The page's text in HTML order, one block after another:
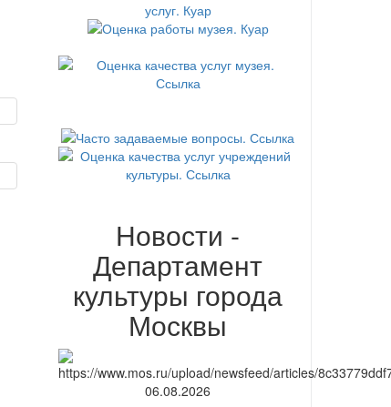
Новости -
Департамент
культуры города
Москвы
06.08.2026